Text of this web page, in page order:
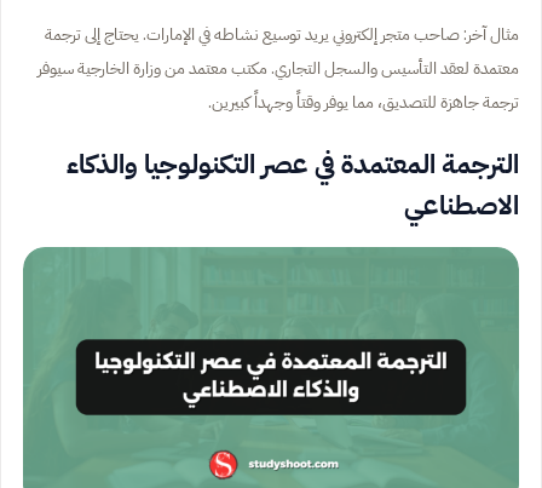
مثال آخر: صاحب متجر إلكتروني يريد توسيع نشاطه في الإمارات. يحتاج إلى ترجمة
معتمدة لعقد التأسيس والسجل التجاري. مكتب معتمد من وزارة الخارجية سيوفر
ترجمة جاهزة للتصديق، مما يوفر وقتاً وجهداً كبيرين.
الترجمة المعتمدة في عصر التكنولوجيا والذكاء
الاصطناعي